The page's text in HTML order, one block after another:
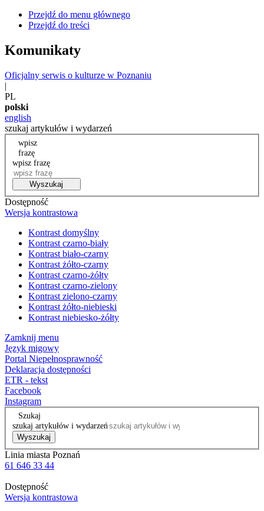
Przejdź do menu głównego
Przejdź do treści
Komunikaty
Oficjalny serwis o kulturze w Poznaniu
|
PL
polski
english
szukaj artykułów i wydarzeń
wpisz
frazę
wpisz frazę
Wyszukaj
Dostępność
Wersja kontrastowa
Kontrast domyślny
Kontrast czarno-biały
Kontrast biało-czarny
Kontrast żółto-czarny
Kontrast czarno-żółty
Kontrast czarno-zielony
Kontrast zielono-czarny
Kontrast żółto-niebieski
Kontrast niebiesko-żółty
Zamknij menu
Język migowy
Portal Niepełnosprawność
Deklaracja dostępności
ETR - tekst
Facebook
Instagram
Szukaj
szukaj artykułów i wydarzeń
Wyszukaj
Linia miasta Poznań
61 646 33 44
Dostępność
Wersja kontrastowa